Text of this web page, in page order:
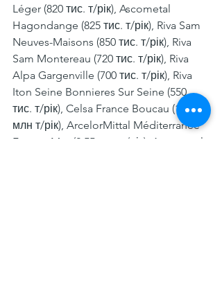
Léger (820 тис. т/рік), Ascometal
Hagondange (825 тис. т/рік), Riva Sam
Neuves-Maisons (850 тис. т/рік), Riva
Sam Montereau (720 тис. т/рік), Riva
Alpa Gargenville (700 тис. т/рік), Riva
Iton Seine Bonnieres Sur Seine (550
тис. т/рік), Celsa France Boucau (1,2
млн т/рік), ArcelorMittal Méditerranée
Fos sur Mer (2,55 млн т/рік), Ascometal